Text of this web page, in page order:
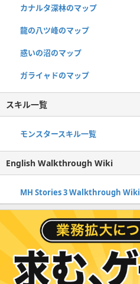
カナルタ深林のマップ
龍の八ツ峰のマップ
惑いの沼のマップ
ガライャドのマップ
スキル一覧
モンスタースキル一覧
English Walkthrough Wiki
MH Stories 3 Walkthrough Wiki